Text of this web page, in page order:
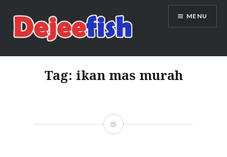
content
DEJEEFISH | PRODUSEN BENIH
IKAN BERKUALITAS INDONESIA
MENU
Tag: ikan mas murah